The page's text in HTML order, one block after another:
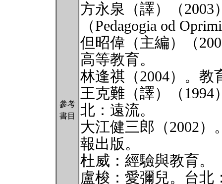
參考
書目
方永泉（譯）（2003
（Pedagogia od
但昭偉（主編）（
高等教育。
林逢祺（2004）。
王克難（譯）（
北：遠流。
大江健三郎（2002
報出版。
杜威：經驗與教育。
盧梭：愛彌兒。台北